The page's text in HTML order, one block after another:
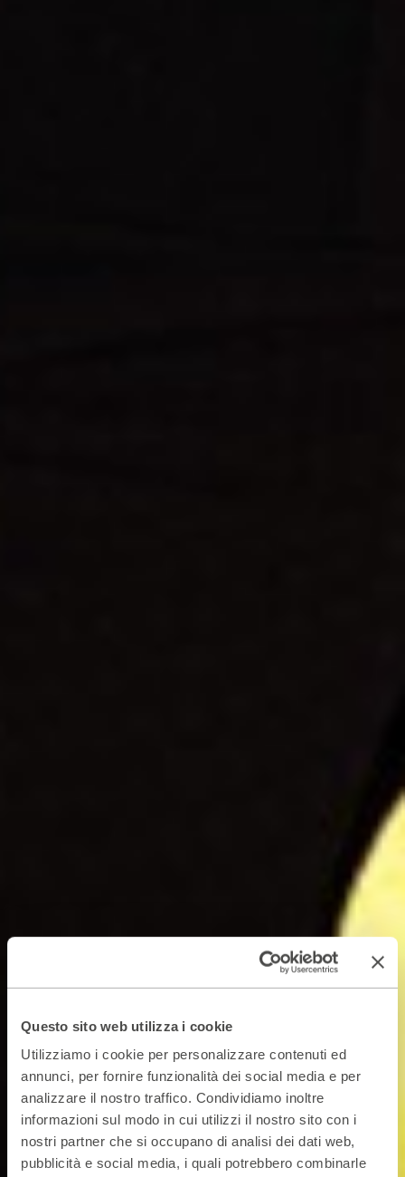
Questo sito web utilizza i cookie
Utilizziamo i cookie per personalizzare contenuti ed
annunci, per fornire funzionalità dei social media e per
analizzare il nostro traffico. Condividiamo inoltre
informazioni sul modo in cui utilizzi il nostro sito con i
nostri partner che si occupano di analisi dei dati web,
pubblicità e social media, i quali potrebbero combinarle